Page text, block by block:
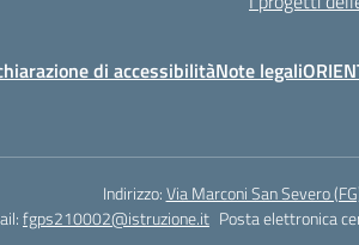
di accessibilitàNote legali
Indirizzo:Via Marconi San Severo
fgps210002@istruzione.it Posta elettronica